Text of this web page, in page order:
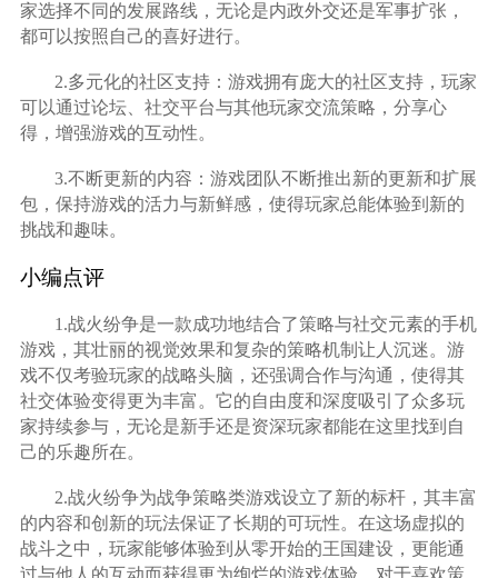
家选择不同的发展路线，无论是内政外交还是军事扩张，
都可以按照自己的喜好进行。
2.多元化的社区支持：游戏拥有庞大的社区支持，玩家
可以通过论坛、社交平台与其他玩家交流策略，分享心
得，增强游戏的互动性。
3.不断更新的内容：游戏团队不断推出新的更新和扩展
包，保持游戏的活力与新鲜感，使得玩家总能体验到新的
挑战和趣味。
小编点评
1.战火纷争是一款成功地结合了策略与社交元素的手机
游戏，其壮丽的视觉效果和复杂的策略机制让人沉迷。游
戏不仅考验玩家的战略头脑，还强调合作与沟通，使得其
社交体验变得更为丰富。它的自由度和深度吸引了众多玩
家持续参与，无论是新手还是资深玩家都能在这里找到自
己的乐趣所在。
2.战火纷争为战争策略类游戏设立了新的标杆，其丰富
的内容和创新的玩法保证了长期的可玩性。在这场虚拟的
战斗之中，玩家能够体验到从零开始的王国建设，更能通
过与他人的互动而获得更为绚烂的游戏体验。对于喜欢策